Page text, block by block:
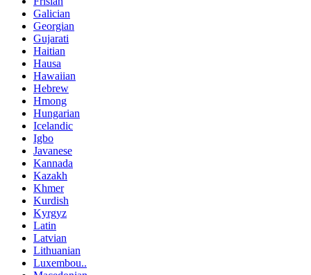
Galician
Georgian
Gujarati
Haitian
Hausa
Hawaiian
Hebrew
Hmong
Hungarian
Icelandic
Igbo
Javanese
Kannada
Kazakh
Khmer
Kurdish
Kyrgyz
Latin
Latvian
Lithuanian
Luxembou..